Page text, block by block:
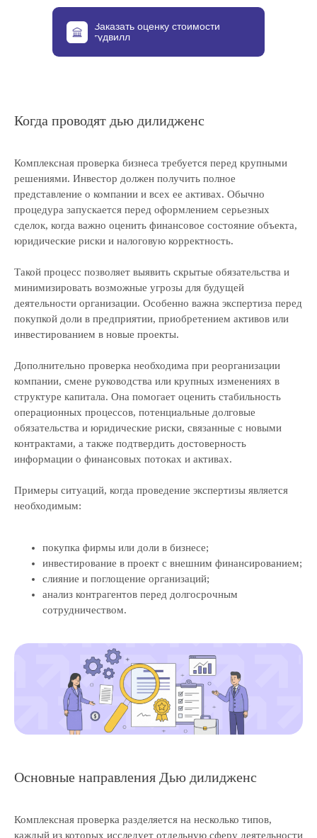
Заказать оценку стоимости
гудвилл
Когда проводят дью дилидженс
Комплексная проверка бизнеса требуется перед крупными
решениями. Инвестор должен получить полное
представление о компании и всех ее активах. Обычно
процедура запускается перед оформлением серьезных
сделок, когда важно оценить финансовое состояние объекта,
юридические риски и налоговую корректность.
Такой процесс позволяет выявить скрытые обязательства и
минимизировать возможные угрозы для будущей
деятельности организации. Особенно важна экспертиза перед
покупкой доли в предприятии, приобретением активов или
инвестированием в новые проекты.
Дополнительно проверка необходима при реорганизации
компании, смене руководства или крупных изменениях в
структуре капитала. Она помогает оценить стабильность
операционных процессов, потенциальные долговые
обязательства и юридические риски, связанные с новыми
контрактами, а также подтвердить достоверность
информации о финансовых потоках и активах.
Примеры ситуаций, когда проведение экспертизы является
необходимым:
покупка фирмы или доли в бизнесе;
инвестирование в проект с внешним финансированием;
слияние и поглощение организаций;
анализ контрагентов перед долгосрочным
сотрудничеством.
Основные направления Дью дилидженс
Комплексная проверка разделяется на несколько типов,
каждый из которых исследует отдельную сферу деятельности